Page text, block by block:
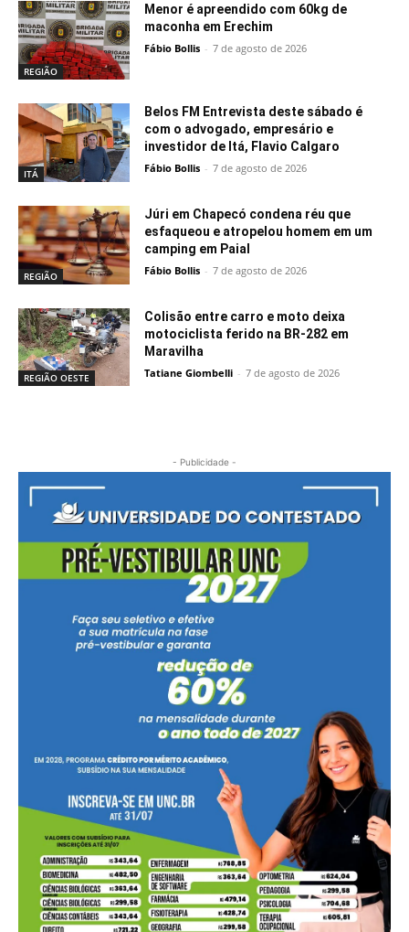
REGIÃO
Menor é apreendido com 60kg de
maconha em Erechim
Fábio Bollis - 7 de agosto de 2026
ITÁ
Belos FM Entrevista deste sábado é
com o advogado, empresário e
investidor de Itá, Flavio Calgaro
Fábio Bollis - 7 de agosto de 2026
REGIÃO
Júri em Chapecó condena réu que
esfaqueou e atropelou homem em um
camping em Paial
Fábio Bollis - 7 de agosto de 2026
REGIÃO OESTE
Colisão entre carro e moto deixa
motociclista ferido na BR-282 em
Maravilha
Tatiane Giombelli - 7 de agosto de 2026
- Publicidade -